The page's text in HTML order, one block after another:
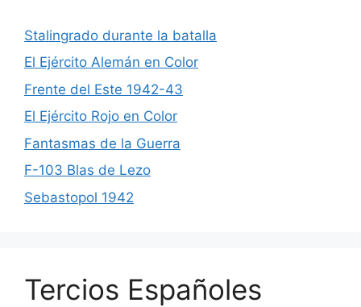
Stalingrado durante la batalla
El Ejército Alemán en Color
Frente del Este 1942-43
El Ejército Rojo en Color
Fantasmas de la Guerra
F-103 Blas de Lezo
Sebastopol 1942
Tercios Españoles